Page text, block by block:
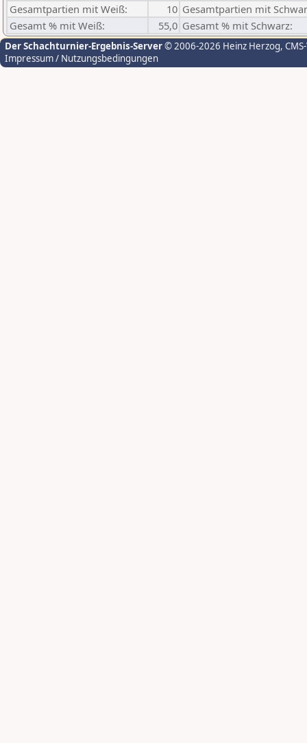
Gesamtpartien mit Weiß:
10 Gesamtpartien mit
Gesamt % mit Weiß:
55,0 Gesamt % mit Schwarz:
Der Schachturnier-Ergebnis-Server© 2006-2026 Heinz Herzog,
Impressum / Nutzungsbedingungen